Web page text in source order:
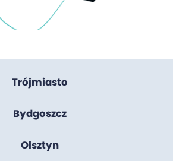
Trójmiasto
Bydgoszcz
Olsztyn